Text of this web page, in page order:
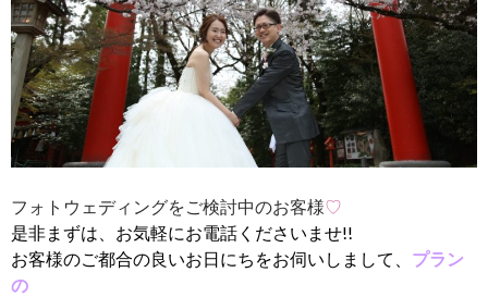
フォトウェディングをご検討中のお客様♡
是非まずは、お気軽にお電話くださいませ!!
お客様のご都合の良いお日にちをお伺いしまして、 プラン
の